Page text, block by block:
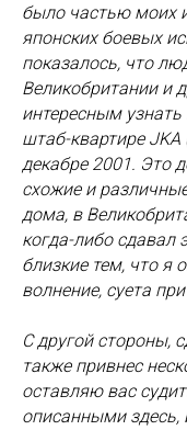
было частью моих
японских боевых
показалось, что
Великобритании и
интересным
штаб-квартире
декабре 2001. Это
схожие и
дома, в
когда-либо сдавал
близкие тем, что я
волнение, суета
С другой стороны,
также привнес
оставляю вас
описанными